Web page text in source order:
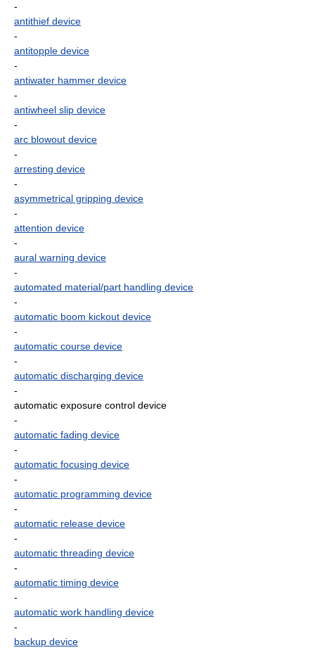
-
antithief device
-
antitopple device
-
antiwater hammer device
-
antiwheel slip device
-
arc blowout device
-
arresting device
-
asymmetrical gripping device
-
attention device
-
aural warning device
-
automated material/part handling device
-
automatic boom kickout device
-
automatic course device
-
automatic discharging device
-
automatic exposure control device
-
automatic fading device
-
automatic focusing device
-
automatic programming device
-
automatic release device
-
automatic threading device
-
automatic timing device
-
automatic work handling device
-
backup device